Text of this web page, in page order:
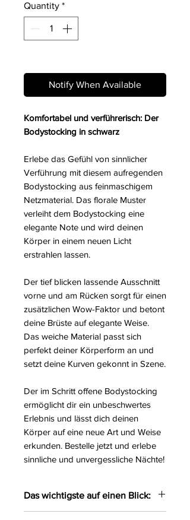
Quantity *
Notify When Available
Komfortabel und verführerisch: Der
Bodystocking in schwarz
Erlebe das Gefühl von sinnlicher
Verführung mit diesem aufregenden
Bodystocking aus feinmaschigem
Netzmaterial. Das florale Muster
verleiht dem Bodystocking eine
elegante Note und wird deinen
Körper in einem neuen Licht
erstrahlen lassen.
Der tief blicken lassende Ausschnitt
vorne und am Rücken sorgt für einen
zusätzlichen Wow-Faktor und betont
deine Brüste auf elegante Weise.
Das weiche Material passt sich
perfekt deiner Körperform an und
setzt deine Kurven gekonnt in Szene.
Der im Schritt offene Bodystocking
ermöglicht dir ein unbeschwertes
Erlebnis und lässt dich deinen
Körper auf eine neue Art und Weise
erkunden. Bestelle jetzt und erlebe
sinnliche und unvergessliche Nächte!
Das wichtigste auf einen Blick: